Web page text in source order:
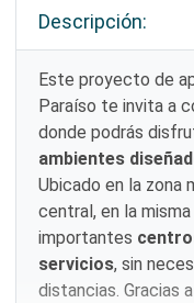
Descripción:
Este proyecto de
Paraíso te invita a
donde podrás
ambientes
Ubicado en la zona
central, en la misma
importantes
servicios, sin
distancias. Gracias